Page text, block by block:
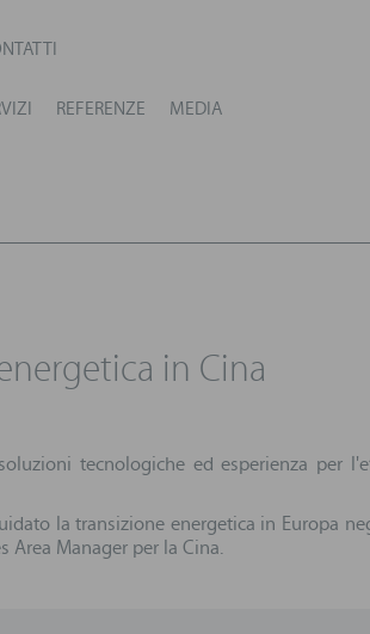
REFERENZE MEDIA
in Cina
tecnologiche ed esperienza per
la transizione energetica in Europa
Manager per la Cina.